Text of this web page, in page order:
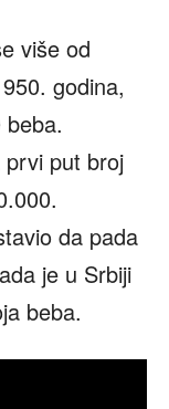
više od
godina,
prvi put broj
da pada
je u Srbiji
beba.